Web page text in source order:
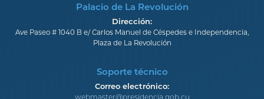
Palacio de La Revolución
Dirección:
Ave Paseo # 1040 B e/ Carlos Manuel de Céspedes e Independencia,
Plaza de La Revolución
Soporte técnico
Correo electrónico:
webmaster@presidencia.gob.cu